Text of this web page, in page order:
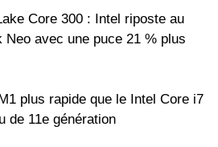
Core 300 : Intel riposte au
Neo avec une puce 21 % plus
plus rapide que le Intel Core i7
de 11e génération